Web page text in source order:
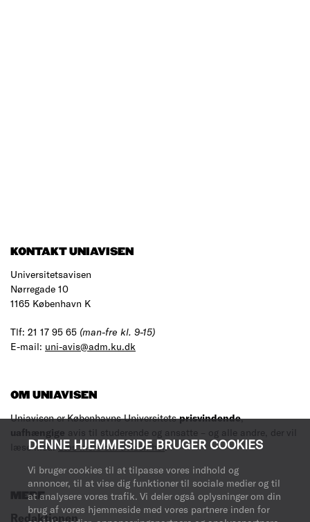
DENNE HJEMMESIDE BRUGER COOKIES
Vi bruger cookies til at tilpasse vores indhold og
annoncer, til at vise dig funktioner til sociale medier og til
at analysere vores trafik. Vi deler også oplysninger om din
brug af vores hjemmeside med vores partnere inden for
KONTAKT UNIAVISEN
Universitetsavisen
Nørregade 10
1165 København K
Tlf: 21 17 95 65 (man-fre kl. 9-15)
E-mail: uni-avis@adm.ku.dk
OM UNIAVISEN
Uniavisen er Københavns Universitetsprisvindende,
uafhængige avis til studerende og ansatte – og alle andre, der vil
læse med.Læs mere om avisen her.
MERE
Redaktionen